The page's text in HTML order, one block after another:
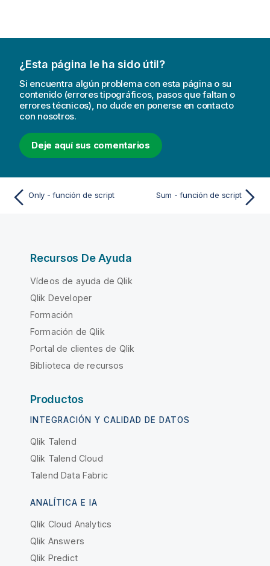
¿Esta página le ha sido útil?
Si encuentra algún problema con esta página o su
contenido (errores tipográficos, pasos que faltan o
errores técnicos), no dude en ponerse en contacto
con nosotros.
Deje aquí sus comentarios
Only - función de script Sum - función de script
Recursos De Ayuda
Vídeos de ayuda de Qlik
Qlik Developer
Formación
Formación de Qlik
Portal de clientes de Qlik
Biblioteca de recursos
Productos
INTEGRACIÓN Y CALIDAD DE DATOS
Qlik Talend
Qlik Talend Cloud
Talend Data Fabric
ANALÍTICA E IA
Qlik Cloud Analytics
Qlik Answers
Qlik Predict